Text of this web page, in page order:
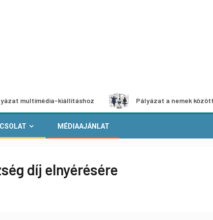
kiállításhoz Pályázat a nemek közötti
MÉDIAAJÁNLAT
díj elnyérésére